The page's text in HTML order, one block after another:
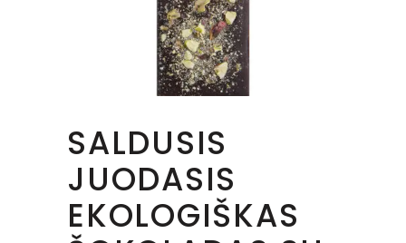
SALDUSIS
JUODASIS
EKOLOGIŠKAS